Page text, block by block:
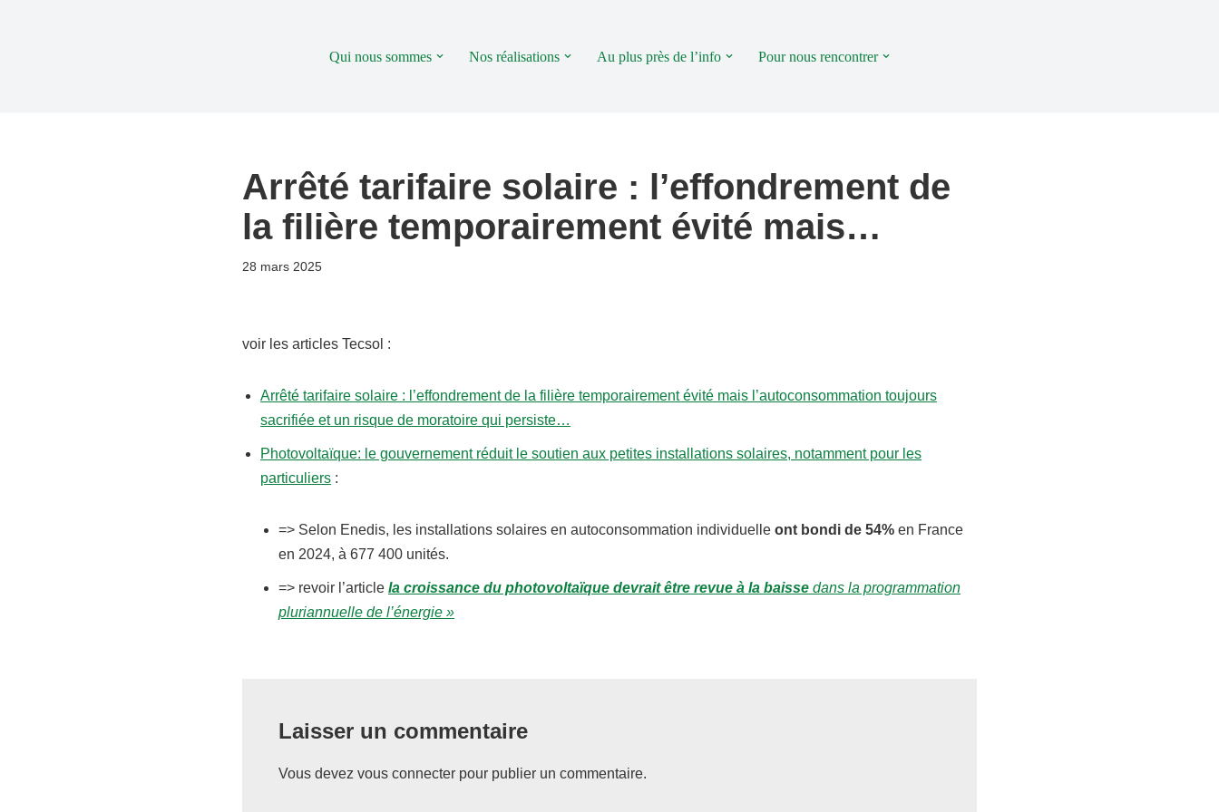
Qui nous sommes Nos réalisations Au plus près de l’info Pour nous rencontrer
Arrêté tarifaire solaire : l’effondrement de
la filière temporairement évité mais…
28 mars 2025
voir les articles Tecsol :
Arrêté tarifaire solaire : l’effondrement de la filière temporairement évité mais l’autoconsommation toujours
sacrifiée et un risque de moratoire qui persiste…
Photovoltaïque: le gouvernement réduit le soutien aux petites installations solaires, notamment pour les
particuliers :
=> Selon Enedis, les installations solaires en autoconsommation individuelle ont bondi de 54% en France
en 2024, à 677 400 unités.
=> revoir l’article la croissance du photovoltaïque devrait être revue à la baisse dans la programmation
pluriannuelle de l’énergie »
Laisser un commentaire
Vous devez vous connecter pour publier un commentaire.